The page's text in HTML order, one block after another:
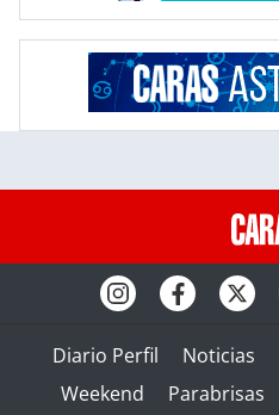
Diario Perfil Noticias
Weekend
Parabrisas